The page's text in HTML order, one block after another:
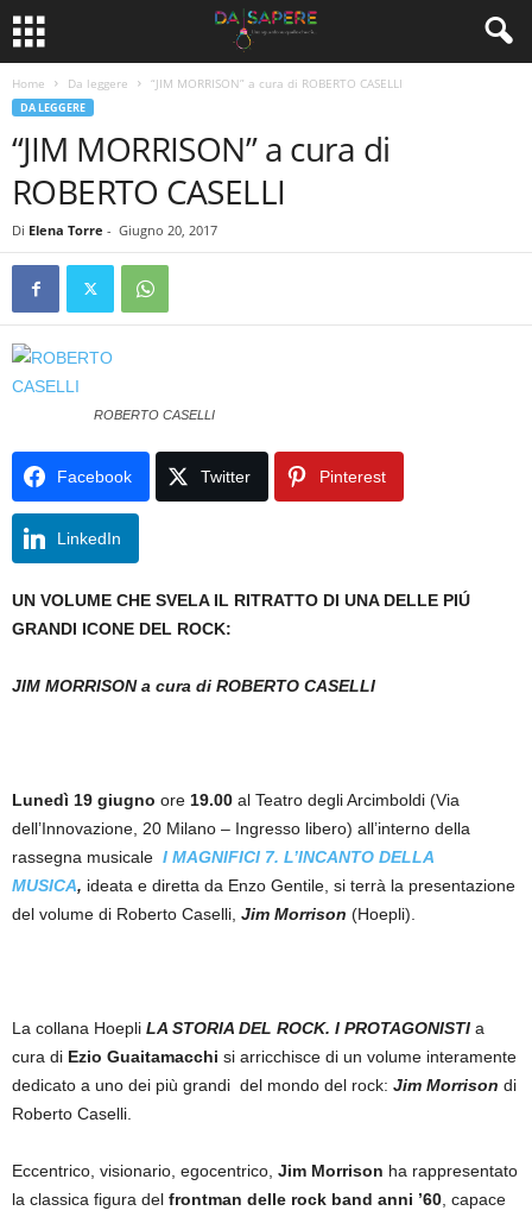
Home Da leggere “JIM MORRISON” a cura di ROBERTO CASELLI
DA LEGGERE
“JIM MORRISON” a cura di
ROBERTO CASELLI
Di Elena Torre - Giugno 20, 2017
ROBERTO CASELLI
Facebook Twitter Pinterest
LinkedIn
UN VOLUME CHE SVELA IL RITRATTO DI UNA DELLE PIÚ
GRANDI ICONE DEL ROCK:
JIM MORRISON a cura di ROBERTO CASELLI
Lunedì 19 giugno ore 19.00 al Teatro degli Arcimboldi (Via
dell’Innovazione, 20 Milano – Ingresso libero) all’interno della
rassegna musicale I MAGNIFICI 7. L’INCANTO DELLA
MUSICA, ideata e diretta da Enzo Gentile, si terrà la presentazione
del volume di Roberto Caselli, Jim Morrison (Hoepli).
La collana Hoepli LA STORIA DEL ROCK. I PROTAGONISTI a
cura di Ezio Guaitamacchi si arricchisce di un volume interamente
dedicato a uno dei più grandi del mondo del rock: Jim Morrison di
Roberto Caselli.
Eccentrico, visionario, egocentrico, Jim Morrison ha rappresentato
la classica figura del frontman delle rock band anni ’60 , capace